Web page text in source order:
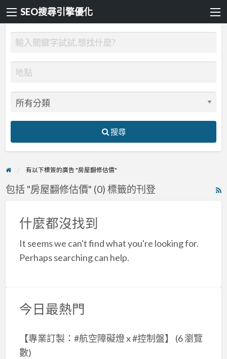
SEO搜尋引擎優化
搜尋
有以下標簽的廣告 "房屋翻修估價"
包括 "房屋翻修估價" (0) 標籤的刊登
什麼都沒找到
It seems we can't find what you're looking for.
Perhaps searching can help.
今日最熱門
【專業訂製：#航空障礙燈 x #控制盤】
(6 瀏覽
數)